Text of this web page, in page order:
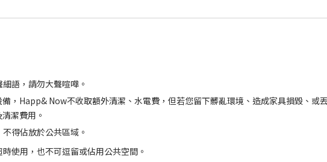
語，請勿大聲喧嘩。
，Happ& Now不收取額外清潔、水電費，但若您留下髒亂環境、造成家具損毀、或
潔費用。
得佔放於公共區域。
使用，也不可逗留或佔用公共空間。